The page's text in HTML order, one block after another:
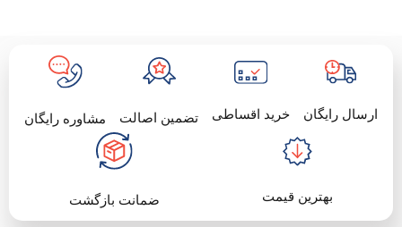
ارسال رایگان خرید اقساطی تضمین اصالت مشاوره رایگان
بهترین قیمت ضمانت بازگشت